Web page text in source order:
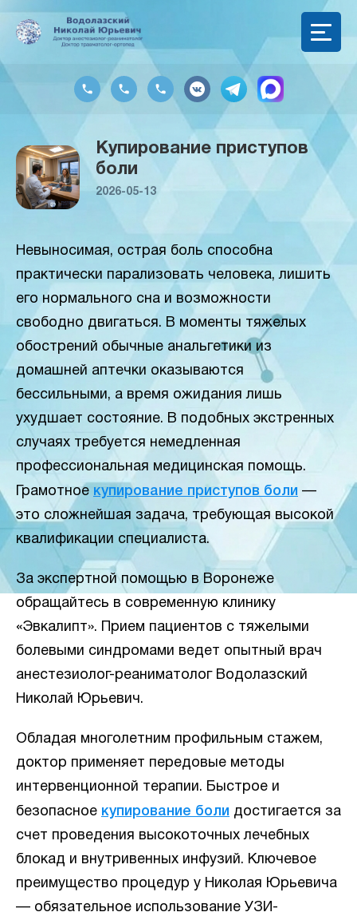
Купирование приступов
боли
2026-05-13
Невыносимая, острая боль способна
практически парализовать человека, лишить
его нормального сна и возможности
свободно двигаться. В моменты тяжелых
обострений обычные анальгетики из
домашней аптечки оказываются
бессильными, а время ожидания лишь
ухудшает состояние. В подобных экстренных
случаях требуется немедленная
профессиональная медицинская помощь.
Грамотное купирование приступов боли —
это сложнейшая задача, требующая высокой
квалификации специалиста.
За экспертной помощью в Воронеже
обращайтесь в современную клинику
«Эвкалипт». Прием пациентов с тяжелыми
болевыми синдромами ведет опытный врач
анестезиолог-реаниматолог Водолазский
Николай Юрьевич.
Обладая многолетним профильным стажем,
доктор применяет передовые методы
интервенционной терапии. Быстрое и
безопасное купирование боли достигается за
счет проведения высокоточных лечебных
блокад и внутривенных инфузий. Ключевое
преимущество процедур у Николая Юрьевича
— обязательное использование УЗИ-